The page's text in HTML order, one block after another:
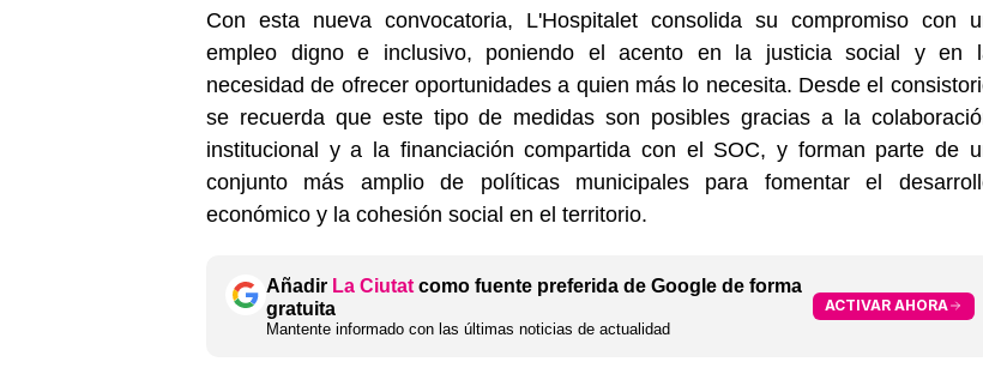
Con esta nueva convocatoria, L'Hospitalet consolida su compromiso con
empleo digno e inclusivo, poniendo el acento en la justicia social y en
necesidad de ofrecer oportunidades a quien más lo necesita. Desde el
se recuerda que este tipo de medidas son posibles gracias a la
institucional y a la financiación compartida con el SOC, y forman parte de
conjunto más amplio de políticas municipales para fomentar el
económico y la cohesión social en el territorio.
Añadir La Ciutat como fuente preferida de Google de forma
gratuita
Mantente informado con las últimas noticias de actualidad
ACTIVAR AHORA